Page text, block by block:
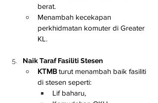
berat.
Menambah kecekapan
perkhidmatan komuter di Greater
KL.
Naik Taraf Fasiliti Stesen
KTMB turut menambah baik fasiliti
di stesen seperti:
Lif baharu,